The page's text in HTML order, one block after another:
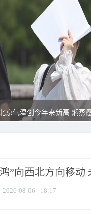
京气温创今年来新高 焖蒸
”向西北方向移动
2026-08-06 18:17